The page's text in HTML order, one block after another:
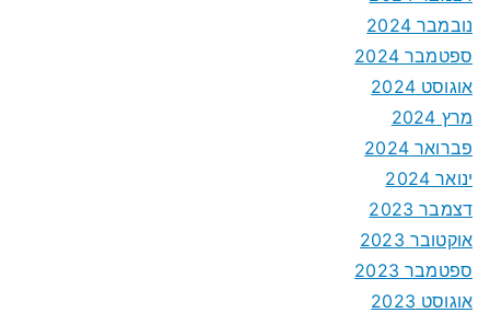
נובמבר 2024
ספטמבר 2024
אוגוסט 2024
מרץ 2024
פברואר 2024
ינואר 2024
דצמבר 2023
אוקטובר 2023
ספטמבר 2023
אוגוסט 2023